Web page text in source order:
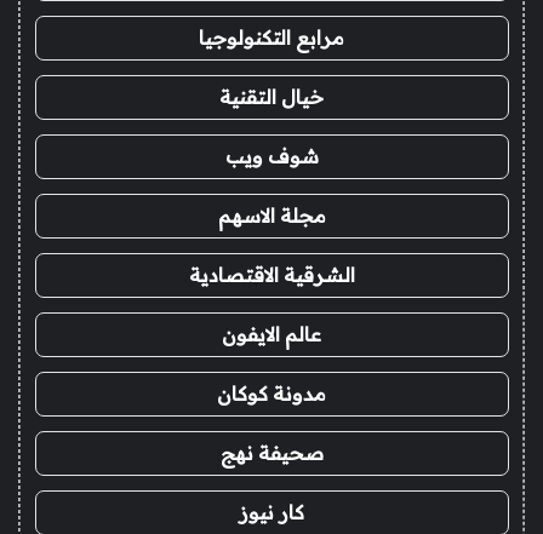
مرابع التكنولوجيا
خيال التقنية
شوف ويب
مجلة الاسهم
الشرقية الاقتصادية
عالم الايفون
مدونة كوكان
صحيفة نهج
كار نيوز